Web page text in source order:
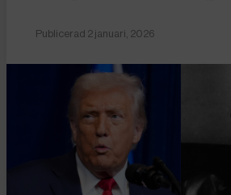
Publicerad 2 januari, 2026